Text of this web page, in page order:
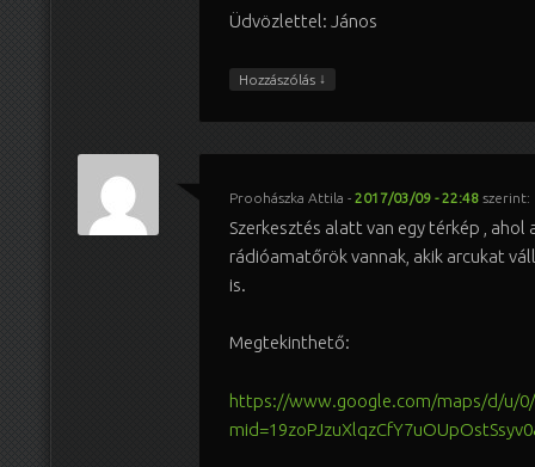
Üdvözlettel: János
Hozzászólás ↓
Proohászka Attila - 2017/03/09 - 22:48 szerint:
Szerkesztés alatt van egy térkép , ahol
rádióamatőrök vannak, akik arcukat
is.
Megtekinthető:
https://www.google.com/maps/d/u/0/